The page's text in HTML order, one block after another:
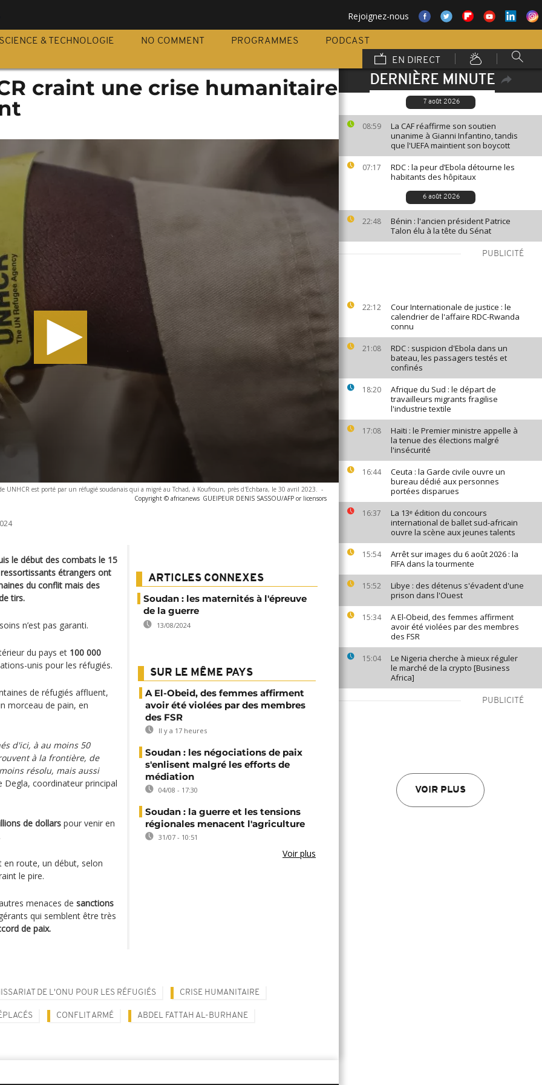
Rejoignez-nous
SCIENCE & TECHNOLOGIE NO COMMENT PROGRAMMES
PODCAST
EN DIRECT
DERNIÈRE MINUTE
7 août 2026
08:59
La CAF réaffirme son soutien
unanime à Gianni Infantino, tandis
que l'UEFA maintient son boycott
07:17
RDC : la peur d’Ebola détourne les
habitants des hôpitaux
6 août 2026
22:48
Bénin : l'ancien président Patrice
Talon élu à la tête du Sénat
PUBLICITÉ
22:12
Cour Internationale de justice : le
calendrier de l'affaire RDC-Rwanda
connu
21:08
RDC : suspicion d'Ebola dans un
bateau, les passagers testés et
confinés
18:20
Afrique du Sud : le départ de
travailleurs migrants fragilise
l'industrie textile
17:08
Haïti : le Premier ministre appelle à
la tenue des élections malgré
l'insécurité
16:44
Ceuta : la Garde civile ouvre un
bureau dédié aux personnes
portées disparues
16:37
La 13ᵉ édition du concours
international de ballet sud-africain
ouvre la scène aux jeunes talents
15:54
Arrêt sur images du 6 août 2026 : la
FIFA dans la tourmente
15:52
Libye : des détenus s'évadent d'une
prison dans l'Ouest
15:34
A El-Obeid, des femmes affirment
avoir été violées par des membres
des FSR
15:04
Le Nigeria cherche à mieux réguler
le marché de la crypto [Business
Africa]
PUBLICITÉ
VOIR PLUS
craint une crise humanitaire
UNHCR est porté par un réfugié soudanais qui a migré au Tchad, à Koufroun, près d'Echbara, le 30 avril 2023. -
Copyright © africanews GUEIPEUR DENIS SASSOU/AFP or licensors
le début des combats le 15
étrangers ont
du conflit mais des
tirs.
n’est pas garanti.
du pays et 100 000
unis pour les réfugiés.
de réfugiés affluent,
morceau de pain, en
d'ici, à au moins 50
à la frontière, de
résolu, mais aussi
Degla, coordinateur principal
de dollars pour venir en
route, un début, selon
le pire.
menaces de sanctions
qui semblent être très
de paix.
ARTICLES CONNEXES
Soudan : les maternités à l'épreuve
de la guerre
13/08/2024
SUR LE MÊME PAYS
A El-Obeid, des femmes affirment
avoir été violées par des membres
des FSR
Il y a 17 heures
Soudan : les négociations de paix
s'enlisent malgré les efforts de
médiation
04/08 - 17:30
Soudan : la guerre et les tensions
régionales menacent l'agriculture
31/07 - 10:51
Voir plus
DE L'ONU POUR LES RÉFUGIÉS CRISE HUMANITAIRE
CONFLIT ARMÉ ABDEL FATTAH AL-BURHANE